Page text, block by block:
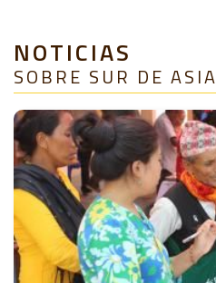
NOTICIAS
SOBRE SUR DE ASIA